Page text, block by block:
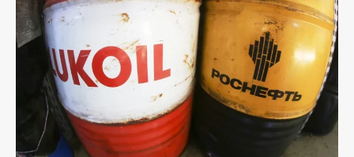
SUBSCRIBE NOW